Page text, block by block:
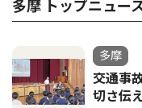
多摩 トップニュー
多摩
交通事
切さ伝